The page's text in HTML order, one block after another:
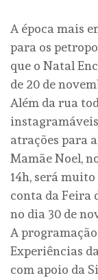
A época mais
para os
que o Natal
de 20 de
Além da rua
atrações para
Mamãe Noel,
14h, será
conta da Feira
no dia 30 de
A
Experiências
com apoio da